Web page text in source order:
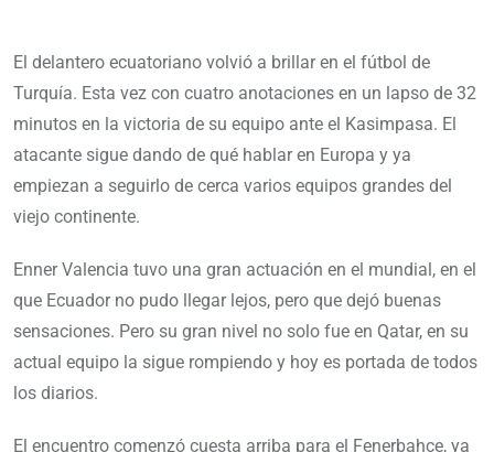
El delantero ecuatoriano volvió a brillar en el fútbol de
Turquía. Esta vez con cuatro anotaciones en un lapso de 32
minutos en la victoria de su equipo ante el Kasimpasa. El
atacante sigue dando de qué hablar en Europa y ya
empiezan a seguirlo de cerca varios equipos grandes del
viejo continente.
Enner Valencia tuvo una gran actuación en el mundial, en el
que Ecuador no pudo llegar lejos, pero que dejó buenas
sensaciones. Pero su gran nivel no solo fue en Qatar, en su
actual equipo la sigue rompiendo y hoy es portada de todos
los diarios.
El encuentro comenzó cuesta arriba para el Fenerbahce, ya